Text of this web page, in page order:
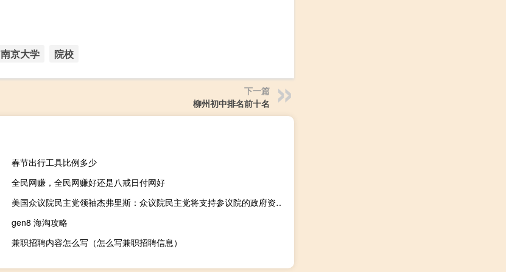
南京大学 院校
下一篇
柳州初中排名前十名
春节出行工具比例多少
全民网赚，全民网赚好还是八戒日付网好
美国众议院民主党领袖杰弗里斯：众议院民主党将支持参议院的政府资金法案以避免停摆
gen8 海淘攻略
兼职招聘内容怎么写（怎么写兼职招聘信息）